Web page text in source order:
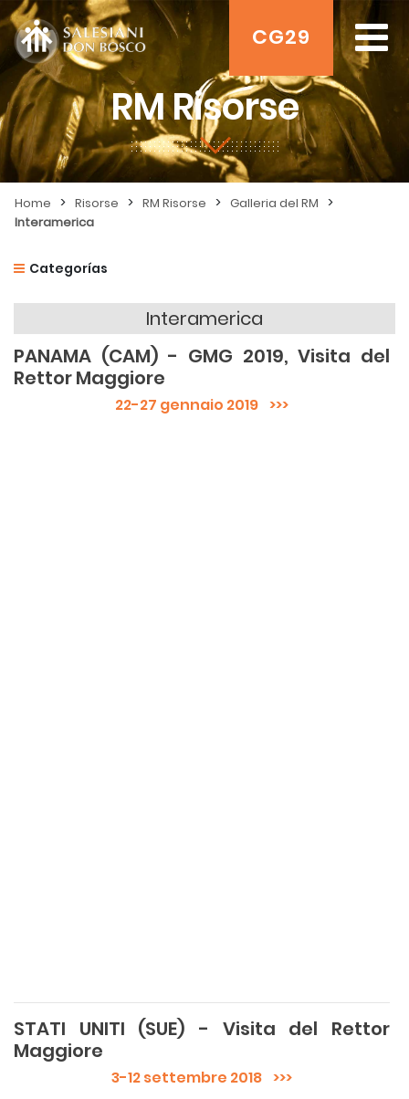
CG29
RM Risorse
Home > Risorse > RM Risorse > Galleria del RM >
Interamerica
Categorías
Interamerica
PANAMA (CAM) - GMG 2019, Visita del
Rettor Maggiore
22-27 gennaio 2019 >>>
STATI UNITI (SUE) - Visita del Rettor
Maggiore
3-12 settembre 2018 >>>